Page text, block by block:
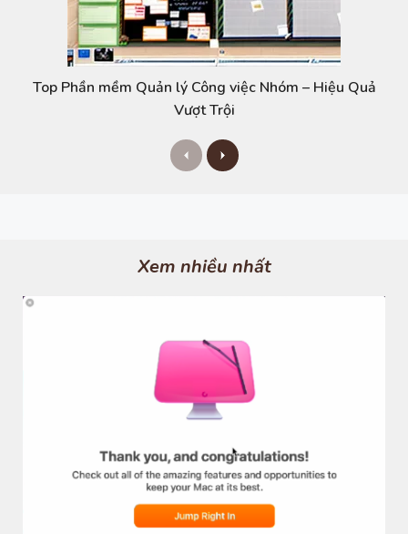
Top Phần mềm Quản lý Công việc Nhóm – Hiệu Quả
Vượt Trội
P
r
s
N
e
Xem nhiều nhất